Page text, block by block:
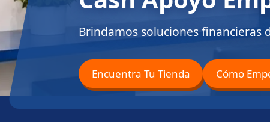
Brindamos soluciones financieras
Encuentra Tu Tienda Cómo